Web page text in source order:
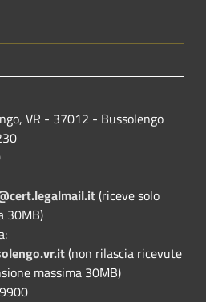
VR - 37012 - Bussolengo
(riceve solo
30MB)
(non rilascia ricevute
massima 30MB)